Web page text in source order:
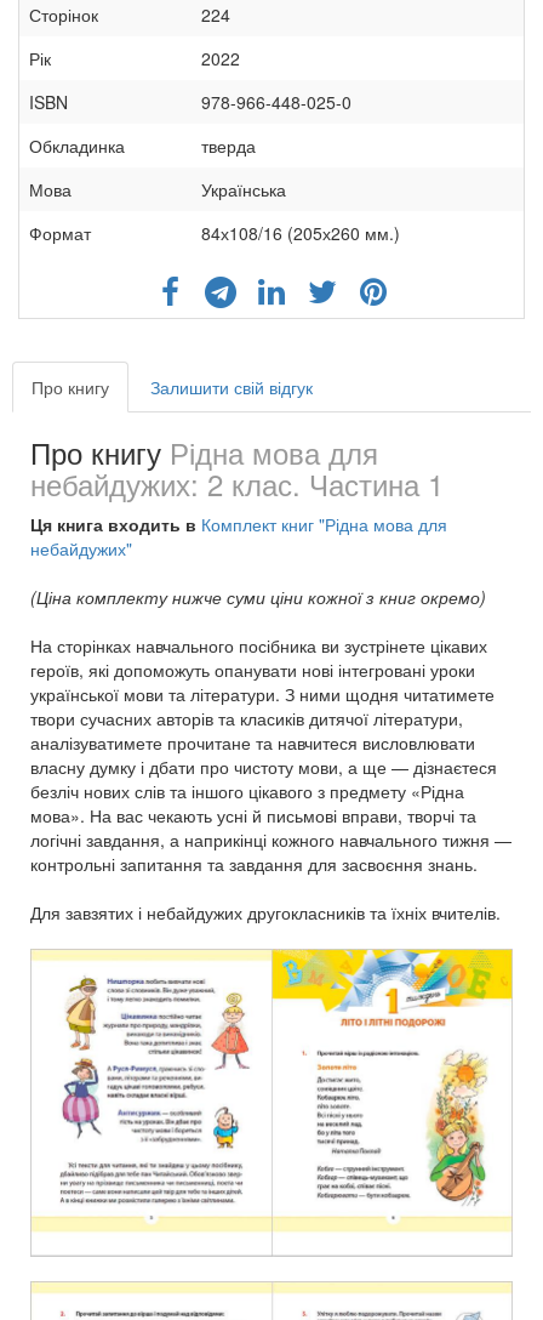
Сторінок
224
Рік
2022
ISBN
978-966-448-025-0
Обкладинка
тверда
Мова
Українська
Формат
84х108/16 (205х260 мм.)
Про книгу Залишити свій відгук
Про книгу Рідна мова для
небайдужих: 2 клас. Частина 1
Ця книга входить в Комплект книг "Рідна мова для
небайдужих"
(Ціна комплекту нижче суми ціни кожної з книг окремо)
На сторінках навчального посібника ви зустрінете цікавих
героїв, які допоможуть опанувати нові інтегровані уроки
української мови та літератури. З ними щодня читатимете
твори сучасних авторів та класиків дитячої літератури,
аналізуватимете прочитане та навчитеся висловлювати
власну думку і дбати про чистоту мови, а ще — дізнаєтеся
безліч нових слів та іншого цікавого з предмету «Рідна
мова». На вас чекають усні й письмові вправи, творчі та
логічні завдання, а наприкінці кожного навчального тижня —
контрольні запитання та завдання для засвоєння знань.
Для завзятих і небайдужих другокласників та їхніх вчителів.